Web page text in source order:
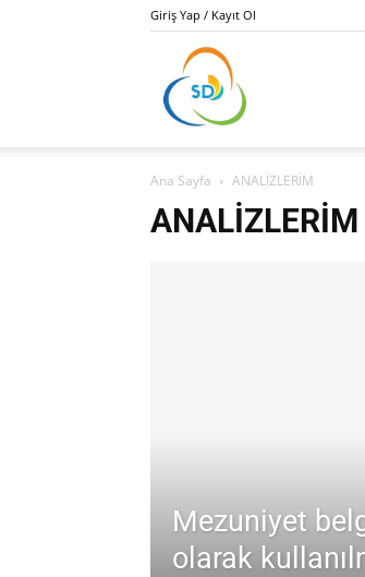
Giriş Yap / Kayıt Ol
İhale
Demirel
Ana Sayfa ANALİZLERİM
ANALİZLERİM
Mezuniyet
olarak